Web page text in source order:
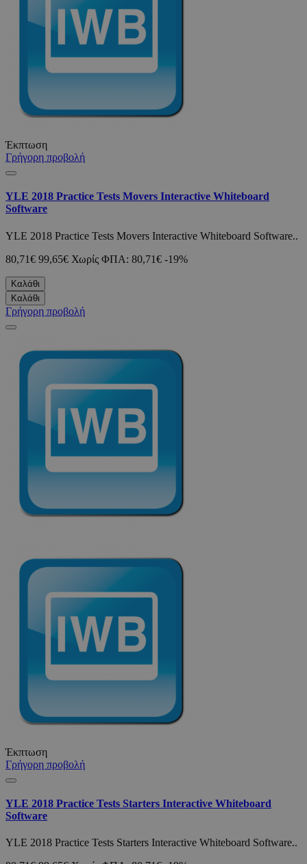
Έκπτωση
Γρήγορη προβολή
YLE 2018 Practice Tests Movers Interactive Whiteboard
Software
YLE 2018 Practice Tests Movers Interactive Whiteboard Software..
80,71€ 99,65€ Χωρίς ΦΠΑ: 80,71€ -19%
Καλάθι
Καλάθι
Γρήγορη προβολή
Έκπτωση
Γρήγορη προβολή
YLE 2018 Practice Tests Starters Interactive Whiteboard
Software
YLE 2018 Practice Tests Starters Interactive Whiteboard Software..